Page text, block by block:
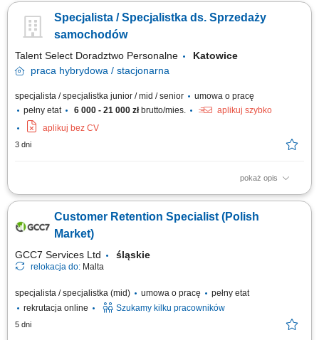
zgłoszeń i przygotowywanie raportów, obsługa reklamacji oraz wsparcie
klientów w rozwiązywaniu bieżących spraw, przygotowywanie
Specjalista / Specjalistka ds. Sprzedaży
samochodów
Talent Select Doradztwo Personalne
Katowice
praca hybrydowa / stacjonarna
specjalista / specjalistka junior / mid / senior
umowa o pracę
pełny etat
6 000 - 21 000 złbrutto/mies.
aplikuj szybko
aplikuj bez CV
3 dni
pokaż opis
Opis stanowiska: Prowadzenie sprzedaży nowych samochodów
brak konieczności pozyskiwania klientów. Badanie potrzeb klienta i
skuteczne dopasowanie oferty. Budowanie długotrwałych, pozytywnych
Customer Retention Specialist (Polish
Market)
GCC7 Services Ltd śląskie
relokacja do: Malta
specjalista / specjalistka (mid) umowa o pracę
pełny etat
rekrutacja online
Szukamy kilku pracowników
5 dni